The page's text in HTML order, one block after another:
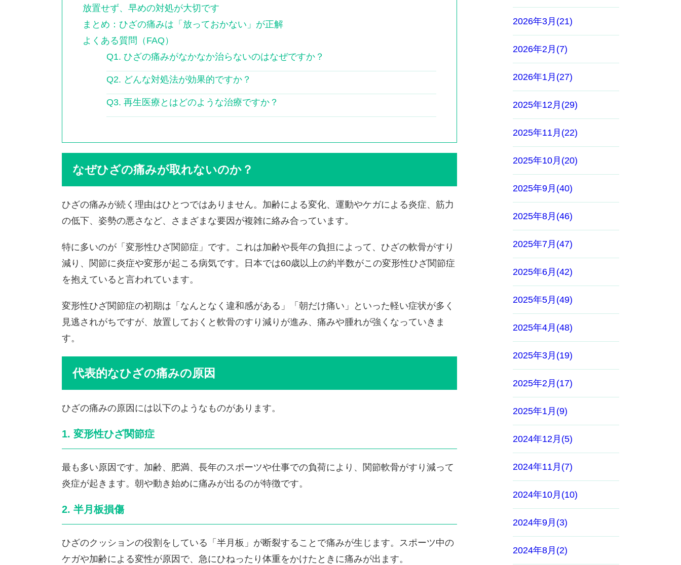
放置せず、早めの対処が大切です
まとめ：ひざの痛みは「放っておかない」が正解
よくある質問（FAQ）
Q1. ひざの痛みがなかなか治らないのはなぜですか？
Q2. どんな対処法が効果的ですか？
Q3. 再生医療とはどのような治療ですか？
なぜひざの痛みが取れないのか？
ひざの痛みが続く理由はひとつではありません。加齢による変化、運動やケガによる炎症、筋力
の低下、姿勢の悪さなど、さまざまな要因が複雑に絡み合っています。
特に多いのが「変形性ひざ関節症」です。これは加齢や長年の負担によって、ひざの軟骨がすり
減り、関節に炎症や変形が起こる病気です。日本では60歳以上の約半数がこの変形性ひざ関節症
を抱えていると言われています。
変形性ひざ関節症の初期は「なんとなく違和感がある」「朝だけ痛い」といった軽い症状が多く
見逃されがちですが、放置しておくと軟骨のすり減りが進み、痛みや腫れが強くなっていきま
す。
代表的なひざの痛みの原因
ひざの痛みの原因には以下のようなものがあります。
1. 変形性ひざ関節症
最も多い原因です。加齢、肥満、長年のスポーツや仕事での負荷により、関節軟骨がすり減って
炎症が起きます。朝や動き始めに痛みが出るのが特徴です。
2. 半月板損傷
ひざのクッションの役割をしている「半月板」が断裂することで痛みが生じます。スポーツ中の
ケガや加齢による変性が原因で、急にひねったり体重をかけたときに痛みが出ます。
2026年3月(21)
2026年2月(7)
2026年1月(27)
2025年12月(29)
2025年11月(22)
2025年10月(20)
2025年9月(40)
2025年8月(46)
2025年7月(47)
2025年6月(42)
2025年5月(49)
2025年4月(48)
2025年3月(19)
2025年2月(17)
2025年1月(9)
2024年12月(5)
2024年11月(7)
2024年10月(10)
2024年9月(3)
2024年8月(2)